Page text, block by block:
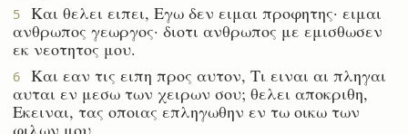
5
Και θελει ειπει, Εγω δεν ειμαι προφητης· ειμαι
ανθρωπος γεωργος· διοτι ανθρωπος με εμισθωσεν
εκ νεοτητος μου.
6
Και εαν τις ειπη προς αυτον, Τι ειναι αι πληγαι
αυται εν μεσω των χειρων σου; θελει αποκριθη,
Εκειναι, τας οποιας επληγωθην εν τω οικω των
φιλων μου.